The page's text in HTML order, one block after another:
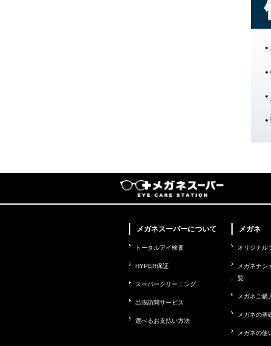
メガネスーパーについて
トータルアイ検査
HYPER保証
スーパークリーニング
出張訪問サービス
選べるお支払い方法
メガネ
オリジナル
メガネナシ
覧
メガネご購
メガネの基
メガネの使